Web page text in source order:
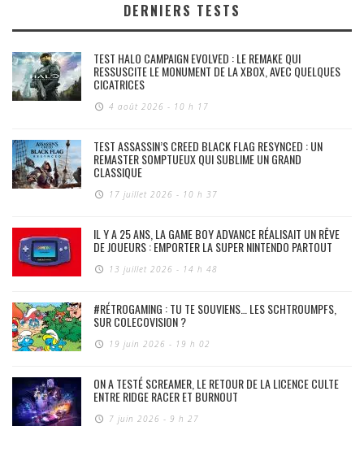
DERNIERS TESTS
TEST HALO CAMPAIGN EVOLVED : LE REMAKE QUI
RESSUSCITE LE MONUMENT DE LA XBOX, AVEC QUELQUES
CICATRICES
4 août 2026 - 10 h 17
TEST ASSASSIN’S CREED BLACK FLAG RESYNCED : UN
REMASTER SOMPTUEUX QUI SUBLIME UN GRAND
CLASSIQUE
17 juillet 2026 - 10 h 37
IL Y A 25 ANS, LA GAME BOY ADVANCE RÉALISAIT UN RÊVE
DE JOUEURS : EMPORTER LA SUPER NINTENDO PARTOUT
13 juillet 2026 - 14 h 48
#RÉTROGAMING : TU TE SOUVIENS… LES SCHTROUMPFS,
SUR COLECOVISION ?
19 juin 2026 - 19 h 02
ON A TESTÉ SCREAMER, LE RETOUR DE LA LICENCE CULTE
ENTRE RIDGE RACER ET BURNOUT
7 juin 2026 - 9 h 27